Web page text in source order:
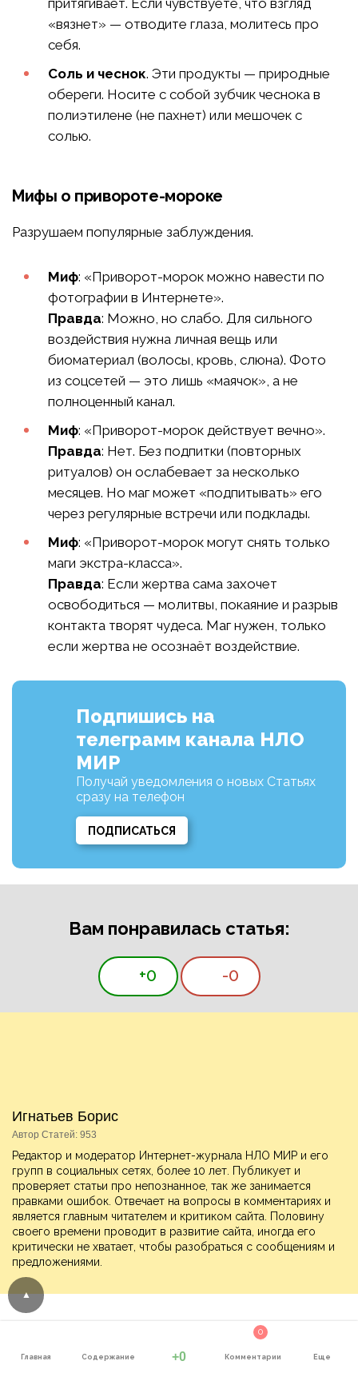
притягивает. Если чувствуете, что взгляд
«вязнет» — отводите глаза, молитесь про
себя.
Соль и чеснок. Эти продукты — природные
обереги. Носите с собой зубчик чеснока в
полиэтилене (не пахнет) или мешочек с
солью.
Мифы о привороте-мороке
Разрушаем популярные заблуждения.
Миф: «Приворот-морок можно навести по
фотографии в Интернете».
Правда: Можно, но слабо. Для сильного
воздействия нужна личная вещь или
биоматериал (волосы, кровь, слюна). Фото
из соцсетей — это лишь «маячок», а не
полноценный канал.
Миф: «Приворот-морок действует вечно».
Правда: Нет. Без подпитки (повторных
ритуалов) он ослабевает за несколько
месяцев. Но маг может «подпитывать» его
через регулярные встречи или подклады.
Миф: «Приворот-морок могут снять только
маги экстра-класса».
Правда: Если жертва сама захочет
освободиться — молитвы, покаяние и разрыв
контакта творят чудеса. Маг нужен, только
если жертва не осознаёт воздействие.
Подпишись на
телеграмм канала НЛО
МИР
Получай уведомления о новых Статьях
сразу на телефон
ПОДПИСАТЬСЯ
Вам понравилась статья:
+0 -0
Игнатьев Борис
Автор Статей: 953
Редактор и модератор Интернет-журнала НЛО МИР и его
групп в социальных сетях, более 10 лет. Публикует и
проверяет статьи про непознанное, так же занимается
правками ошибок. Отвечает на вопросы в комментариях и
является главным читателем и критиком сайта. Половину
своего времени проводит в развитие сайта, иногда его
критически не хватает, чтобы разобраться с сообщениям и
предложениями.
Главная Содержание +0 Комментарии
0
Еще